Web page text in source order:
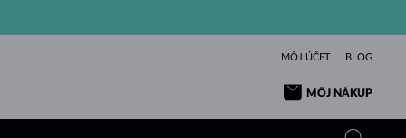
MÔJ ÚČET BLOG
MÔJ NÁKUP